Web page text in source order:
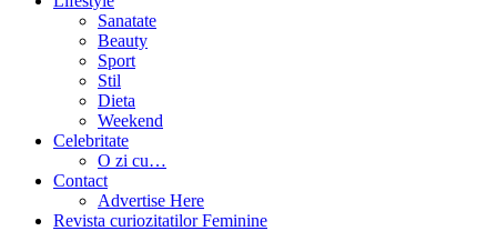
Sanatate
Beauty
Sport
Stil
Dieta
Weekend
Celebritate
O zi cu…
Contact
Advertise Here
Revista curiozitatilor Feminine